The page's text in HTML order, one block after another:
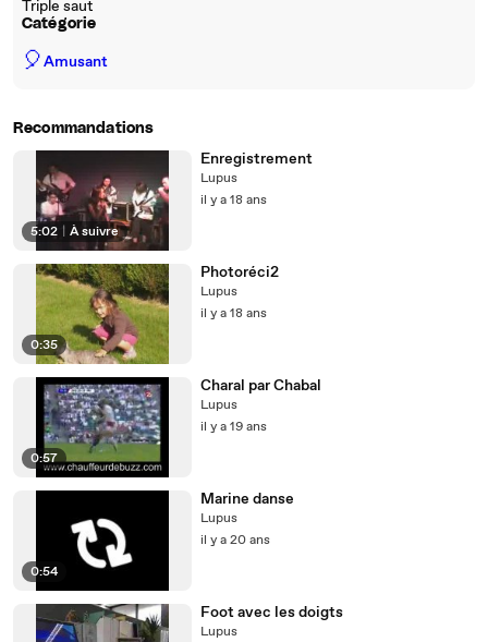
Triple saut
Catégorie
🎈Amusant
Recommandations
5:02 À suivre
Enregistrement
Lupus
il y a 18 ans
0:35
Photoréci2
Lupus
il y a 18 ans
0:57
Charal par Chabal
Lupus
il y a 19 ans
0:54
Marine danse
Lupus
il y a 20 ans
Foot avec les doigts
Lupus